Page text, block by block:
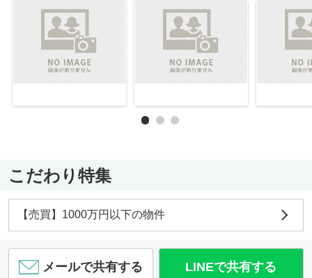
こだわり特集
【売買】1000万円以下の物件
メールで共有する LINEで共有する